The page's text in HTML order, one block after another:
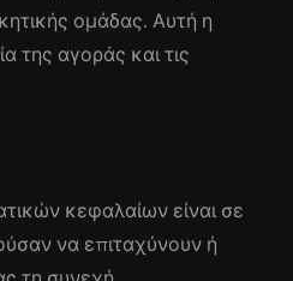
ομάδας. Αυτή η
της αγοράς και τις
κεφαλαίων είναι σε
να επιταχύνουν ή